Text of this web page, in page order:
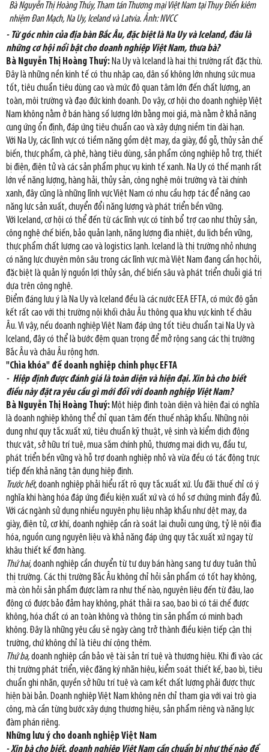
Bà Nguyễn Thị Hoàng Thúy, Tham tán Thương mại Việt Nam tại Thụy Điển kiêm
nhiệm Đan Mạch, Na Uy, Iceland và Latvia. Ảnh: NVCC
- Từ góc nhìn của địa bàn Bắc Âu, đặc biệt là Na Uy và Iceland, đâu là
những cơ hội nổi bật cho doanh nghiệp Việt Nam, thưa bà?
Bà Nguyễn Thị Hoàng Thuý: Na Uy và Iceland là hai thị trường rất đặc thù.
Đây là những nền kinh tế có thu nhập cao, dân số không lớn nhưng sức mua
tốt, tiêu chuẩn tiêu dùng cao và mức độ quan tâm lớn đến chất lượng, an
toàn, môi trường và đạo đức kinh doanh. Do vậy, cơ hội cho doanh nghiệp Việt
Nam không nằm ở bán hàng số lượng lớn bằng mọi giá, mà nằm ở khả năng
cung ứng ổn định, đáp ứng tiêu chuẩn cao và xây dựng niềm tin dài hạn.
Với Na Uy, các lĩnh vực có tiềm năng gồm dệt may, da giày, đồ gỗ, thủy sản chế
biến, thực phẩm, cà phê, hàng tiêu dùng, sản phẩm công nghiệp hỗ trợ, thiết
bị điện, điện tử và các sản phẩm phục vụ kinh tế xanh. Na Uy có thế mạnh rất
lớn về năng lượng, hàng hải, thủy sản, công nghệ môi trường và tài chính
xanh, đây cũng là những lĩnh vực Việt Nam có nhu cầu hợp tác để nâng cao
năng lực sản xuất, chuyển đổi năng lượng và phát triển bền vững.
Với Iceland, cơ hội có thể đến từ các lĩnh vực có tính bổ trợ cao như thủy sản,
công nghệ chế biến, bảo quản lạnh, năng lượng địa nhiệt, du lịch bền vững,
thực phẩm chất lượng cao và logistics lạnh. Iceland là thị trường nhỏ nhưng
có năng lực chuyên môn sâu trong các lĩnh vực mà Việt Nam đang cần học hỏi,
đặc biệt là quản lý nguồn lợi thủy sản, chế biến sâu và phát triển chuỗi giá trị
dựa trên công nghệ.
Điểm đáng lưu ý là Na Uy và Iceland đều là các nước EEA EFTA, có mức độ gắn
kết rất cao với thị trường nội khối châu Âu thông qua khu vực kinh tế châu
Âu. Vì vậy, nếu doanh nghiệp Việt Nam đáp ứng tốt tiêu chuẩn tại Na Uy và
Iceland, đây có thể là bước đệm quan trọng để mở rộng sang các thị trường
Bắc Âu và châu Âu rộng hơn.
"Chìa khóa" để doanh nghiệp chinh phục EFTA
- Hiệp định được đánh giá là toàn diện và hiện đại. Xin bà cho biết
điều này đặt ra yêu cầu gì mới đối với doanh nghiệp Việt Nam?
Bà Nguyễn Thị Hoàng Thuý: Một hiệp định toàn diện và hiện đại có nghĩa
là doanh nghiệp không thể chỉ quan tâm đến thuế nhập khẩu. Những nội
dung như quy tắc xuất xứ, tiêu chuẩn kỹ thuật, vệ sinh và kiểm dịch động
thực vật, sở hữu trí tuệ, mua sắm chính phủ, thương mại dịch vụ, đầu tư,
phát triển bền vững và hỗ trợ doanh nghiệp nhỏ và vừa đều có tác động trực
tiếp đến khả năng tận dụng hiệp định.
Trước hết,doanh nghiệp phải hiểu rất rõ quy tắc xuất xứ. Ưu đãi thuế chỉ có ý
nghĩa khi hàng hóa đáp ứng điều kiện xuất xứ và có hồ sơ chứng minh đầy đủ.
Với các ngành sử dụng nhiều nguyên phụ liệu nhập khẩu như dệt may, da
giày, điện tử, cơ khí, doanh nghiệp cần rà soát lại chuỗi cung ứng, tỷ lệ nội địa
hóa, nguồn cung nguyên liệu và khả năng đáp ứng quy tắc xuất xứ ngay từ
khâu thiết kế đơn hàng.
Thứ hai,doanh nghiệp cần chuyển từ tư duy bán hàng sang tư duy tuân thủ
thị trường. Các thị trường Bắc Âu không chỉ hỏi sản phẩm có tốt hay không,
mà còn hỏi sản phẩm được làm ra như thế nào, nguyên liệu đến từ đâu, lao
động có được bảo đảm hay không, phát thải ra sao, bao bì có tái chế được
không, hóa chất có an toàn không và thông tin sản phẩm có minh bạch
không. Đây là những yêu cầu sẽ ngày càng trở thành điều kiện tiếp cận thị
trường, chứ không chỉ là tiêu chí cộng thêm.
Thứ ba,doanh nghiệp cần bảo vệ tài sản trí tuệ và thương hiệu. Khi đi vào các
thị trường phát triển, việc đăng ký nhãn hiệu, kiểm soát thiết kế, bao bì, tiêu
chuẩn ghi nhãn, quyền sở hữu trí tuệ và cam kết chất lượng phải được thực
hiện bài bản. Doanh nghiệp Việt Nam không nên chỉ tham gia với vai trò gia
công, mà cần từng bước xây dựng thương hiệu, sản phẩm riêng và năng lực
đàm phán riêng.
Những lưu ý cho doanh nghiệp Việt Nam
- Xin bà cho biết, doanh nghiệp Việt Nam cần chuẩn bị như thế nào để